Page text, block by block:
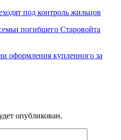
под контроль жильцов
погибшего Старовойта
оформления купленного за
опубликован.